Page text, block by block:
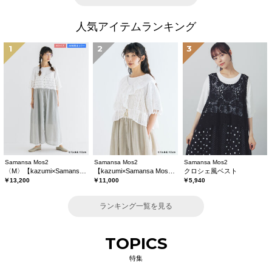
人気アイテムランキング
1
Samansa Mos2
￥13,200
2
Samansa Mos2
￥11,000
3
Samansa Mos2
クロシェ風ベスト
￥5,940
ランキング一覧を見る
TOPICS
特集